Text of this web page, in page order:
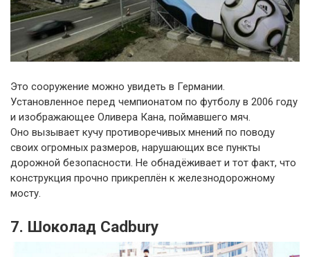
Это сооружение можно увидеть в Германии.
Установленное перед чемпионатом по футболу в 2006 году
и изображающее Оливера Кана, поймавшего мяч.
Оно вызывает кучу противоречивых мнений по поводу
своих огромных размеров, нарушающих все пункты
дорожной безопасности. Не обнадёживает и тот факт, что
конструкция прочно прикреплён к железнодорожному
мосту.
7. Шоколад Cadbury